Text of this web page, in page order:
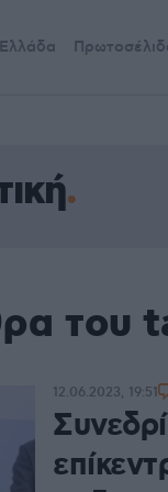
Ελλάδα
του
12.06.2023, 19:51